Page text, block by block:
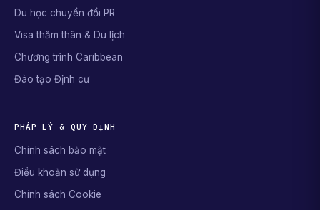
Du học chuyển đổi PR
Visa thăm thân & Du lịch
Chương trình Caribbean
Đào tạo Định cư
PHÁP LÝ & QUY ĐỊNH
Chính sách bảo mật
Điều khoản sử dụng
Chính sách Cookie